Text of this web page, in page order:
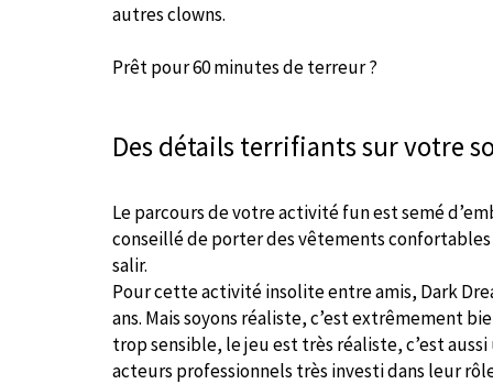
autres clowns.
Prêt pour 60 minutes de terreur ?
Des détails terrifiants sur votre
Le parcours de votre activité fun est semé
conseillé de porter des vêtements confortables
salir.
Pour cette activité insolite entre amis, Dark
ans. Mais soyons réaliste, c’est extrêmement
trop sensible, le jeu est très réaliste, c’est
acteurs professionnels très investi dans leur